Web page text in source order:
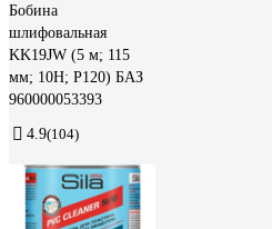
Бобина
шлифовальная
KK19JW (5 м; 115
мм; 10H; P120) БАЗ
960000053393
4.9(104)